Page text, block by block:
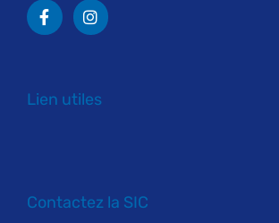
Lien utiles
Contactez la SIC